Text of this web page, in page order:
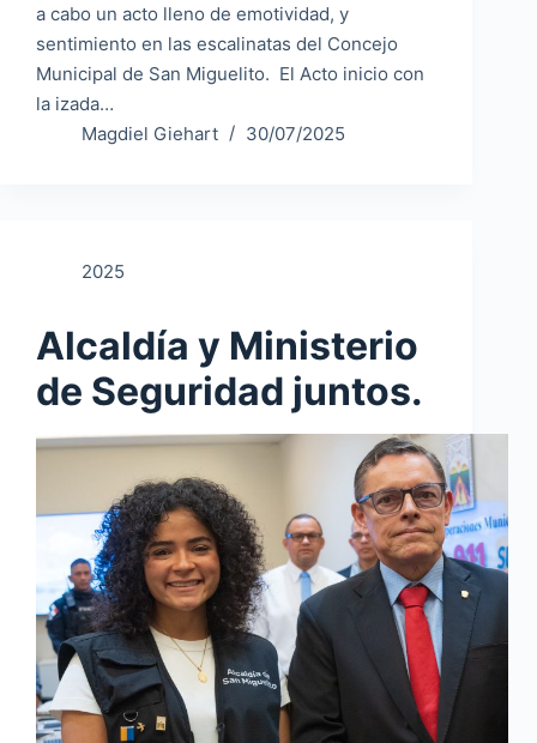
a cabo un acto lleno de emotividad, y
sentimiento en las escalinatas del Concejo
Municipal de San Miguelito. El Acto inicio con
la izada…
Magdiel Giehart
30/07/2025
2025
Alcaldía y Ministerio
de Seguridad juntos.